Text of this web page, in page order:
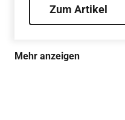
Betroffenen erneut
versterben
Nutzen bei
Zum Artikel
Mehr anzeigen